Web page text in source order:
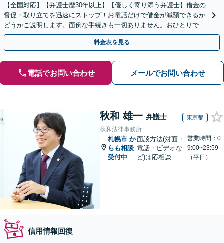
【全国対応】【弁護士歴30年以上】【優しく寄り添う弁護士】借金の
督促・取り立てを迅速にストップ！お電話だけで借金が減額できるか
どうかご説明します。面倒な手続きも一切ありません。おひとりで悩
まず、お気軽にご相談ください。【電話相談可】
料金表を見る
電話でお問い合わせ メールでお問い合わせ
秋和 雄一 弁護士 東京都
秋和法律事務所
札幌市 か
らも相談
受付中
面談方法(対面・
電話・ビデオな
ど)は応相談
営業時間：0
9:00~23:59
（平日）
信用情報回復